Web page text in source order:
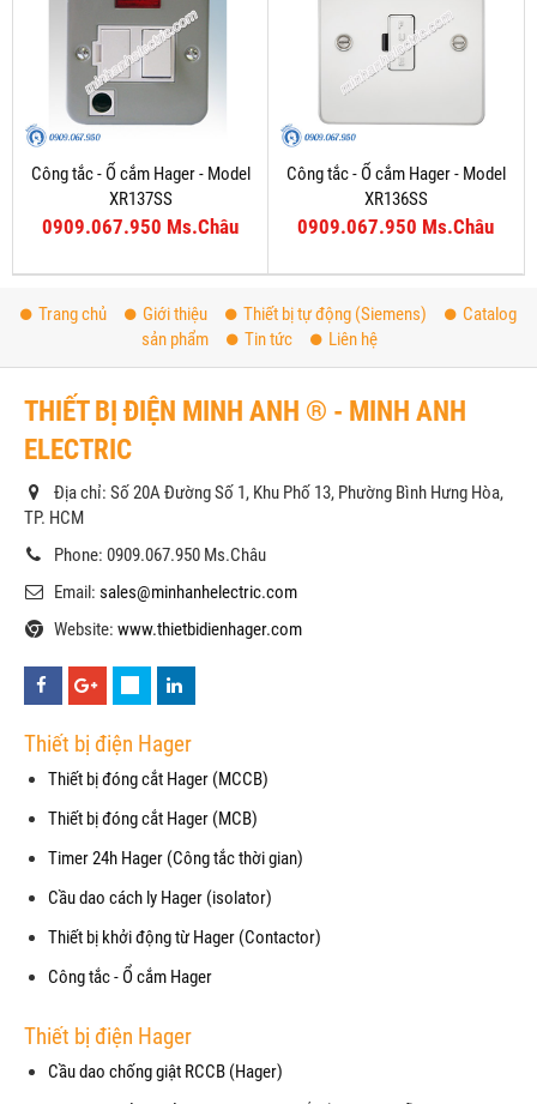
Công tắc - Ổ cắm Hager - Model
XR137SS
0909.067.950 Ms.Châu
Công tắc - Ổ cắm Hager - Model
XR136SS
0909.067.950 Ms.Châu
Trang chủ Giới thiệu Thiết bị tự động (Siemens)
Catalog
sản phẩm
Tin tức Liên hệ
THIẾT BỊ ĐIỆN MINH ANH ® - MINH ANH
ELECTRIC
Địa chỉ: Số 20A Đường Số 1, Khu Phố 13, Phường Bình Hưng Hòa,
TP. HCM
Phone: 0909.067.950 Ms.Châu
Email: sales@minhanhelectric.com
Website: www.thietbidienhager.com
Thiết bị điện Hager
Thiết bị đóng cắt Hager (MCCB)
Thiết bị đóng cắt Hager (MCB)
Timer 24h Hager (Công tắc thời gian)
Cầu dao cách ly Hager (isolator)
Thiết bị khởi động từ Hager (Contactor)
Công tắc - Ổ cắm Hager
Thiết bị điện Hager
Cầu dao chống giật RCCB (Hager)